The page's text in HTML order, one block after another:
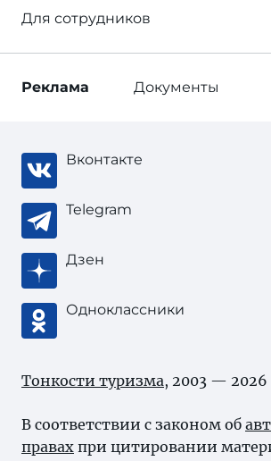
Для сотрудников
Реклама Документы
Вконтакте
Telegram
Дзен
Одноклассники
Тонкости туризма, 2003 — 2026
В соответствии с законом об
правах при цитировании